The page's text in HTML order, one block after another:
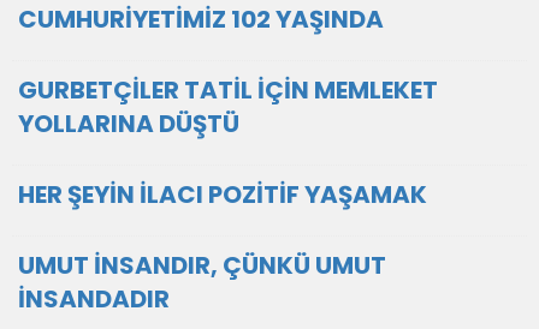
CUMHURİYETİMİZ 102 YAŞINDA
GURBETÇİLER TATİL İÇİN MEMLEKET
YOLLARINA DÜŞTÜ
HER ŞEYİN İLACI POZİTİF YAŞAMAK
UMUT İNSANDIR, ÇÜNKÜ UMUT
İNSANDADIR